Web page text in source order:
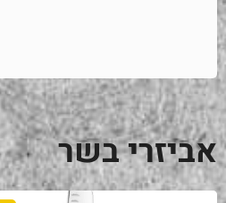
אביזרי בשר